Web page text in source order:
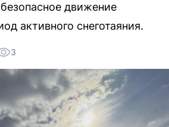
движение
активного снеготаяния.
3